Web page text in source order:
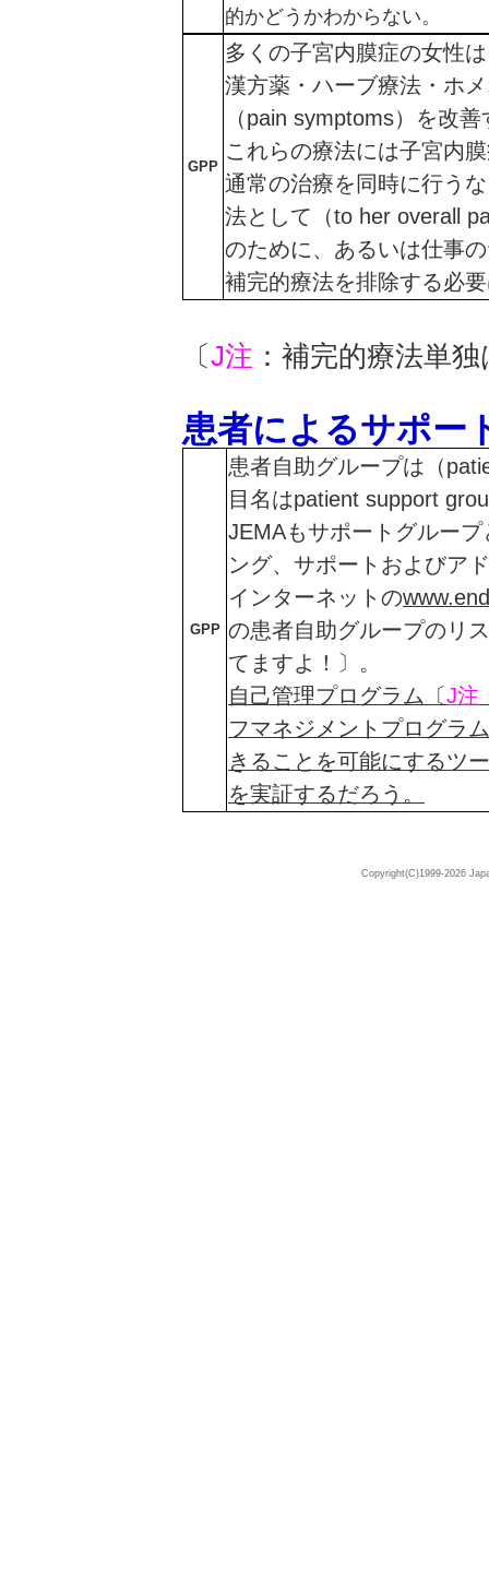
的かどうかわからない。
GPP
多くの子宮内膜症の女性
漢方薬・ハーブ療法・ホ
（pain symptoms）を改
これらの療法には子宮内
通常の治療を同時に行う
法として（to her overall
のために、あるいは仕事
補完的療法を排除する必
〔J注 ：補完的療法単
患者によるサポー
GPP
患者自助グループは（
目名はpatient support
JEMAもサポートグルー
ング、サポートおよびア
インターネットの
の患者自助グループのリ
てますよ！〕。
自己管理プログラム〔J注
フマネジメントプログラ
きることを可能にするツ
を実証するだろう。
Copyright(C)1999-2026